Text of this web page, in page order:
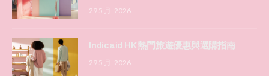
29 5 月, 2026
Indicaid HK 熱門旅遊優惠與選購指南
29 5 月, 2026